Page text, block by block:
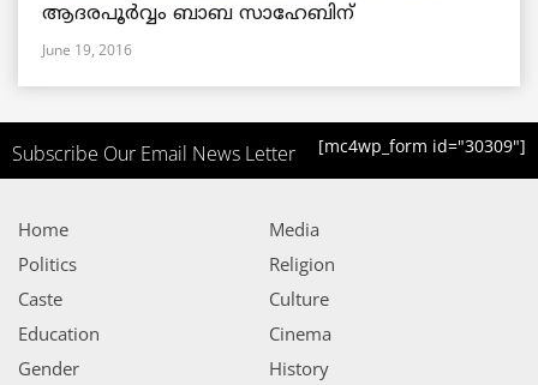
ആദരപൂര്‍വ്വം ബാബ സാഹേബിന്
June 19, 2016
Subscribe Our Email News Letter [mc4wp_form id="30309"]
Home
Politics
Caste
Education
Gender
Media
Religion
Culture
Cinema
History